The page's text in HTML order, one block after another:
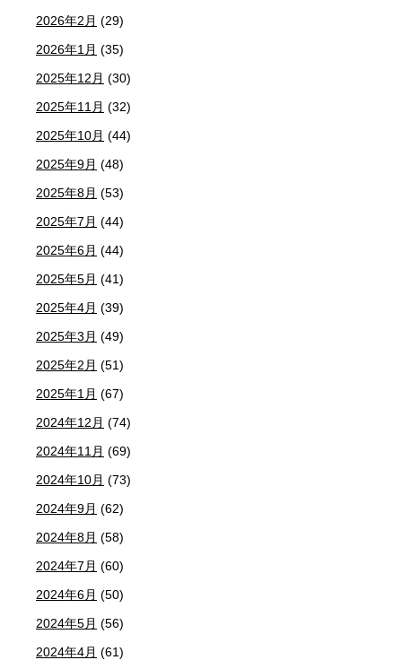
2026年2月 (29)
2026年1月 (35)
2025年12月 (30)
2025年11月 (32)
2025年10月 (44)
2025年9月 (48)
2025年8月 (53)
2025年7月 (44)
2025年6月 (44)
2025年5月 (41)
2025年4月 (39)
2025年3月 (49)
2025年2月 (51)
2025年1月 (67)
2024年12月 (74)
2024年11月 (69)
2024年10月 (73)
2024年9月 (62)
2024年8月 (58)
2024年7月 (60)
2024年6月 (50)
2024年5月 (56)
2024年4月 (61)